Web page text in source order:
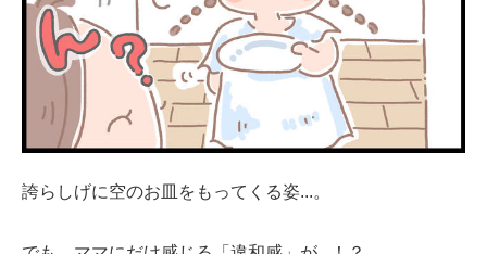
誇らしげに空のお皿をもってくる姿...。